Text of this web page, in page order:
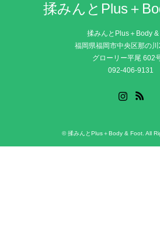
揉みんとPlus＋
揉みんとPlus＋Body
福岡県福岡市中央区那の
グローリー平尾 602
092-406-9131
©揉みんとPlus＋Body & Foot . All